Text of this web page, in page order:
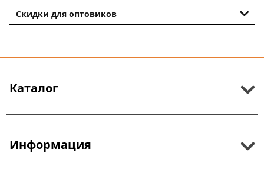
Скидки для оптовиков
Каталог
Информация